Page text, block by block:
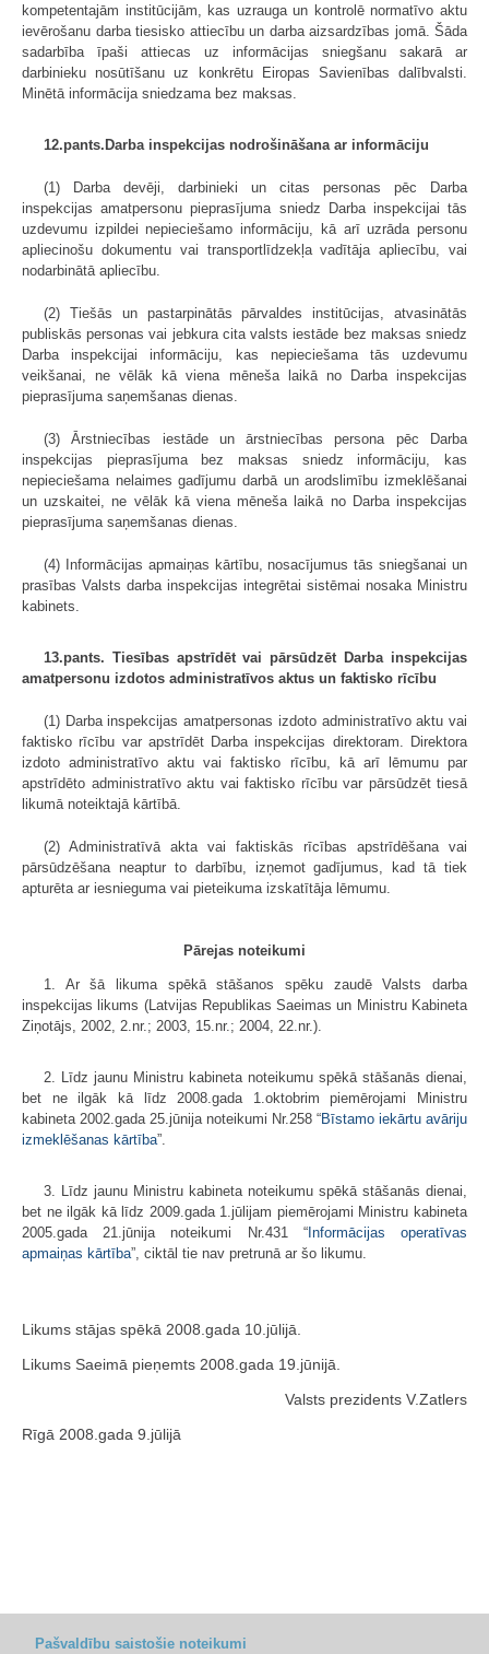
kompetentajām institūcijām, kas uzrauga un kontrolē normatīvo aktu
ievērošanu darba tiesisko attiecību un darba aizsardzības jomā. Šāda
sadarbība īpaši attiecas uz informācijas sniegšanu sakarā ar
darbinieku nosūtīšanu uz konkrētu Eiropas Savienības dalībvalsti.
Minētā informācija sniedzama bez maksas.
12.pants.Darba inspekcijas nodrošināšana ar informāciju
(1) Darba devēji, darbinieki un citas personas pēc Darba
inspekcijas amatpersonu pieprasījuma sniedz Darba inspekcijai tās
uzdevumu izpildei nepieciešamo informāciju, kā arī uzrāda personu
apliecinošu dokumentu vai transportlīdzekļa vadītāja apliecību, vai
nodarbinātā apliecību.
(2) Tiešās un pastarpinātās pārvaldes institūcijas, atvasinātās
publiskās personas vai jebkura cita valsts iestāde bez maksas sniedz
Darba inspekcijai informāciju, kas nepieciešama tās uzdevumu
veikšanai, ne vēlāk kā viena mēneša laikā no Darba inspekcijas
pieprasījuma saņemšanas dienas.
(3) Ārstniecības iestāde un ārstniecības persona pēc Darba
inspekcijas pieprasījuma bez maksas sniedz informāciju, kas
nepieciešama nelaimes gadījumu darbā un arodslimību izmeklēšanai
un uzskaitei, ne vēlāk kā viena mēneša laikā no Darba inspekcijas
pieprasījuma saņemšanas dienas.
(4) Informācijas apmaiņas kārtību, nosacījumus tās sniegšanai un
prasības Valsts darba inspekcijas integrētai sistēmai nosaka Ministru
kabinets.
13.pants. Tiesības apstrīdēt vai pārsūdzēt Darba inspekcijas
amatpersonu izdotos administratīvos aktus un faktisko rīcību
(1) Darba inspekcijas amatpersonas izdoto administratīvo aktu vai
faktisko rīcību var apstrīdēt Darba inspekcijas direktoram. Direktora
izdoto administratīvo aktu vai faktisko rīcību, kā arī lēmumu par
apstrīdēto administratīvo aktu vai faktisko rīcību var pārsūdzēt tiesā
likumā noteiktajā kārtībā.
(2) Administratīvā akta vai faktiskās rīcības apstrīdēšana vai
pārsūdzēšana neaptur to darbību, izņemot gadījumus, kad tā tiek
apturēta ar iesnieguma vai pieteikuma izskatītāja lēmumu.
Pārejas noteikumi
1. Ar šā likuma spēkā stāšanos spēku zaudē Valsts darba
inspekcijas likums (Latvijas Republikas Saeimas un Ministru Kabineta
Ziņotājs, 2002, 2.nr.; 2003, 15.nr.; 2004, 22.nr.).
2. Līdz jaunu Ministru kabineta noteikumu spēkā stāšanās dienai,
bet ne ilgāk kā līdz 2008.gada 1.oktobrim piemērojami Ministru
kabineta 2002.gada 25.jūnija noteikumi Nr.258 “Bīstamo iekārtu avāriju
izmeklēšanas kārtība”.
3. Līdz jaunu Ministru kabineta noteikumu spēkā stāšanās dienai,
bet ne ilgāk kā līdz 2009.gada 1.jūlijam piemērojami Ministru kabineta
2005.gada 21.jūnija noteikumi Nr.431 “Informācijas operatīvas
apmaiņas kārtība”, ciktāl tie nav pretrunā ar šo likumu.
Likums stājas spēkā 2008.gada 10.jūlijā.
Likums Saeimā pieņemts 2008.gada 19.jūnijā.
Valsts prezidents V.Zatlers
Rīgā 2008.gada 9.jūlijā
Pašvaldību saistošie noteikumi